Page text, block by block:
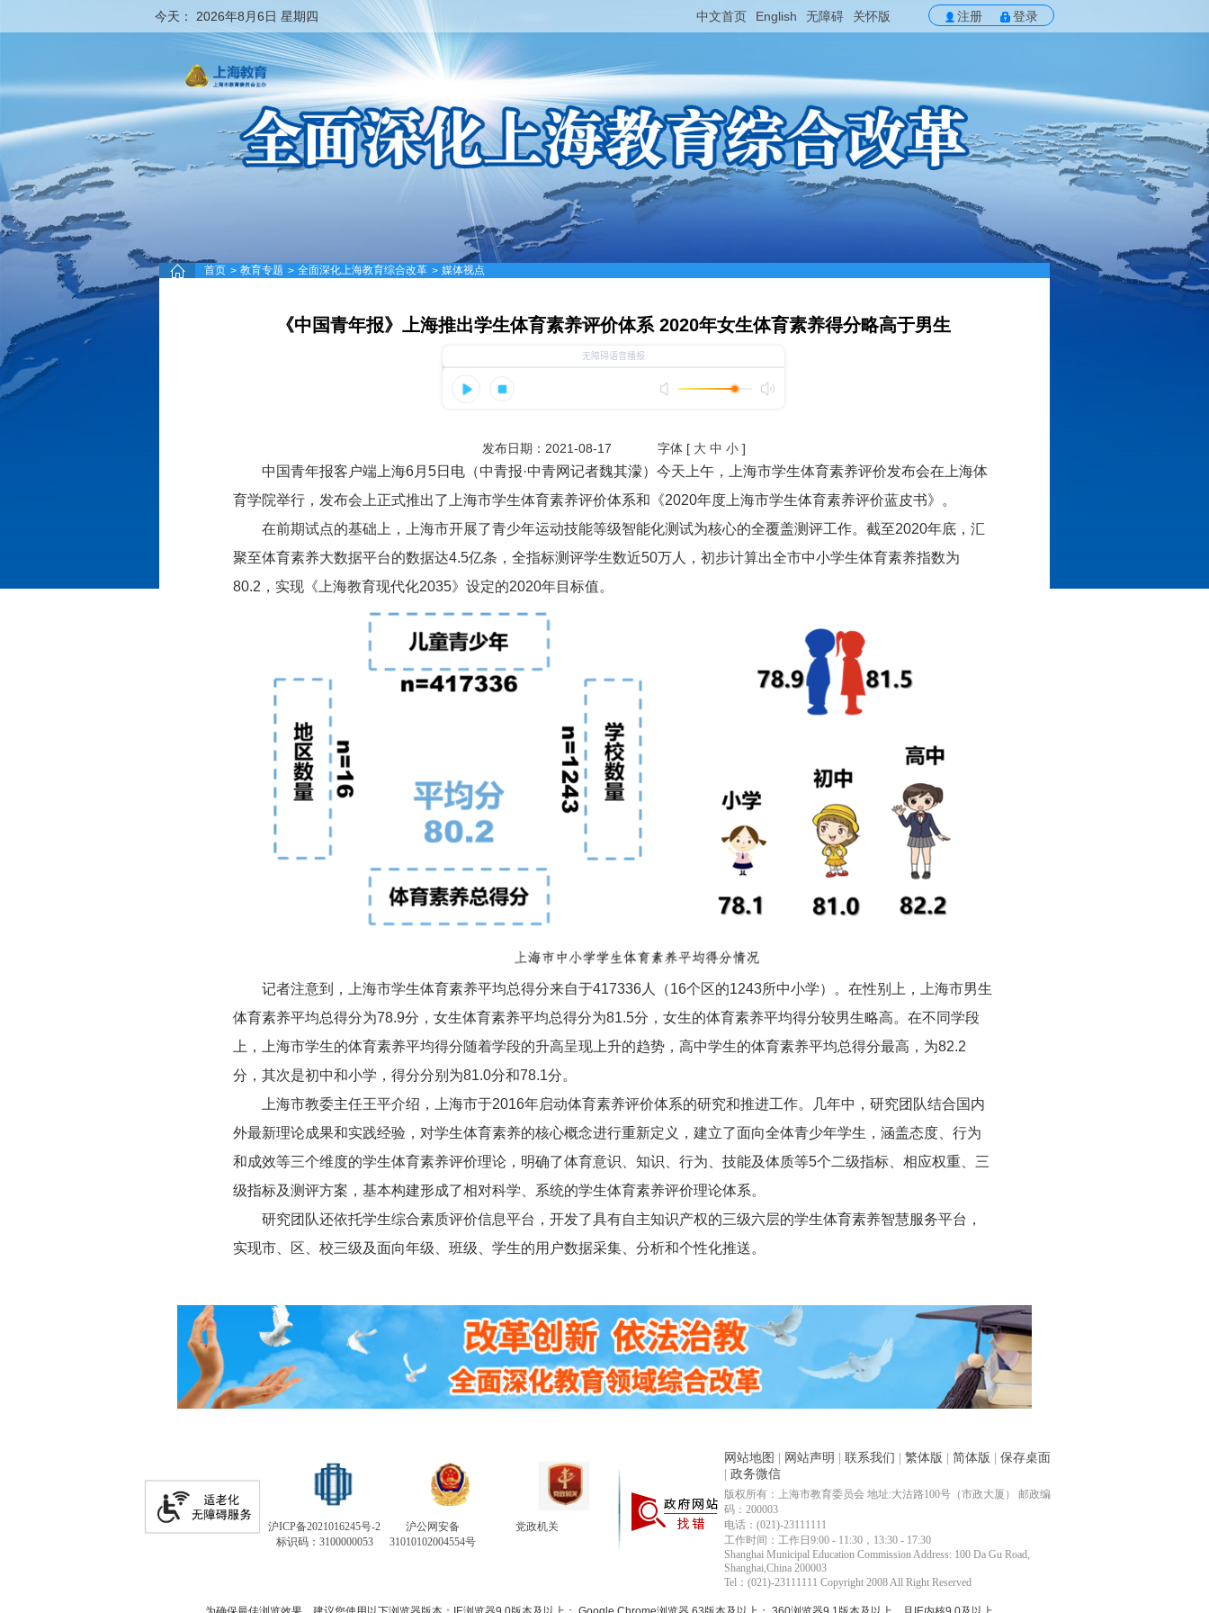
今天： 2026年8月6日 星期四 中文首页 English 无障碍 关怀版 注册 登录
首页 > 教育专题 > 全面深化上海教育综合改革 > 媒体视点
《中国青年报》上海推出学生体育素养评价体系 2020年女生体育素养得分略高于男生
发布日期：2021-08-17 字体 [ 大 中 小]
中国青年报客户端上海6月5日电（中青报·中青网记者魏其濛）今天上午，上海市学生体育素养评价发布会在上海体
育学院举行，发布会上正式推出了上海市学生体育素养评价体系和《2020年度上海市学生体育素养评价蓝皮书》。
在前期试点的基础上，上海市开展了青少年运动技能等级智能化测试为核心的全覆盖测评工作。截至2020年底，汇
聚至体育素养大数据平台的数据达4.5亿条，全指标测评学生数近50万人，初步计算出全市中小学生体育素养指数为
80.2，实现《上海教育现代化2035》设定的2020年目标值。
记者注意到，上海市学生体育素养平均总得分来自于417336人（16个区的1243所中小学）。在性别上，上海市男生
体育素养平均总得分为78.9分，女生体育素养平均总得分为81.5分，女生的体育素养平均得分较男生略高。在不同学段
上，上海市学生的体育素养平均得分随着学段的升高呈现上升的趋势，高中学生的体育素养平均总得分最高，为82.2
分，其次是初中和小学，得分分别为81.0分和78.1分。
上海市教委主任王平介绍，上海市于2016年启动体育素养评价体系的研究和推进工作。几年中，研究团队结合国内
外最新理论成果和实践经验，对学生体育素养的核心概念进行重新定义，建立了面向全体青少年学生，涵盖态度、行为
和成效等三个维度的学生体育素养评价理论，明确了体育意识、知识、行为、技能及体质等5个二级指标、相应权重、三
级指标及测评方案，基本构建形成了相对科学、系统的学生体育素养评价理论体系。
研究团队还依托学生综合素质评价信息平台，开发了具有自主知识产权的三级六层的学生体育素养智慧服务平台，
实现市、区、校三级及面向年级、班级、学生的用户数据采集、分析和个性化推送。
沪ICP备2021016245号-2
标识码：3100000053
沪公网安备
31010102004554号
党政机关
网站地图 网站声明 联系我们 繁体版 简体版
保存桌面
政务微信
版权所有：上海市教育委员会 地址:大沽路100号（市政大厦） 邮政编
码：200003
电话：(021)-23111111
工作时间：工作日9:00 - 11:30，13:30 - 17:30
Shanghai Municipal Education Commission Address: 100 Da Gu Road,
Shanghai,China 200003
Tel：(021)-23111111 Copyright 2008 All Right Reserved